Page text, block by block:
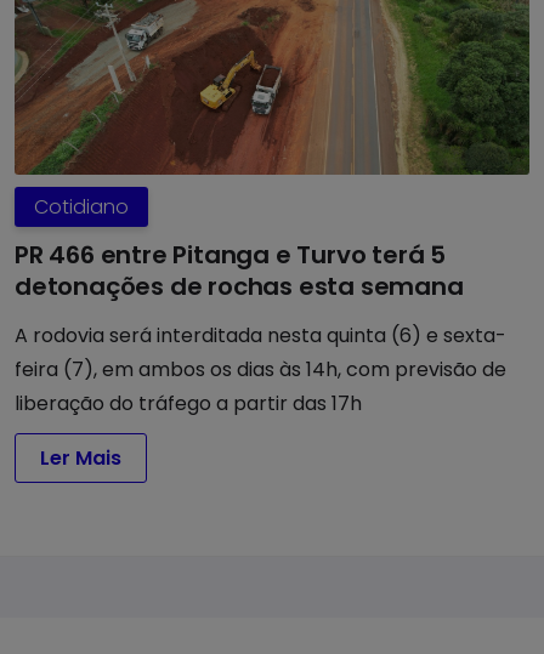
Cotidiano
PR 466 entre Pitanga e Turvo terá 5
detonações de rochas esta semana
A rodovia será interditada nesta quinta (6) e sexta-
feira (7), em ambos os dias às 14h, com previsão de
liberação do tráfego a partir das 17h
Ler Mais